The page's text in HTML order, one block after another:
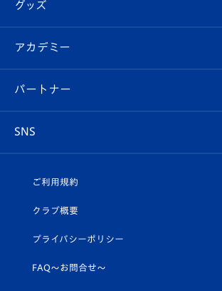
チケット
イベント
メディア
ホームタウン
スタッフプロフィール
マスコット紹介
平和祈念活動
Revive Team
ヴィヴィくんの長崎おもてなしガイド
フォトギャラリー
スタジアムグルメ
V-LOVERS（ファンクラブ）
プレイヤーズスイート
グッズ
オンラインショップ
店舗情報
アカデミー
育成からのお知らせ
U-18
スクール
パートナー
SNS
ヴィヴィくんインスタグラム
公式LINE＠
ご利用規約
クラブ概要
プライバシーポリシー
FAQ〜お問合せ〜